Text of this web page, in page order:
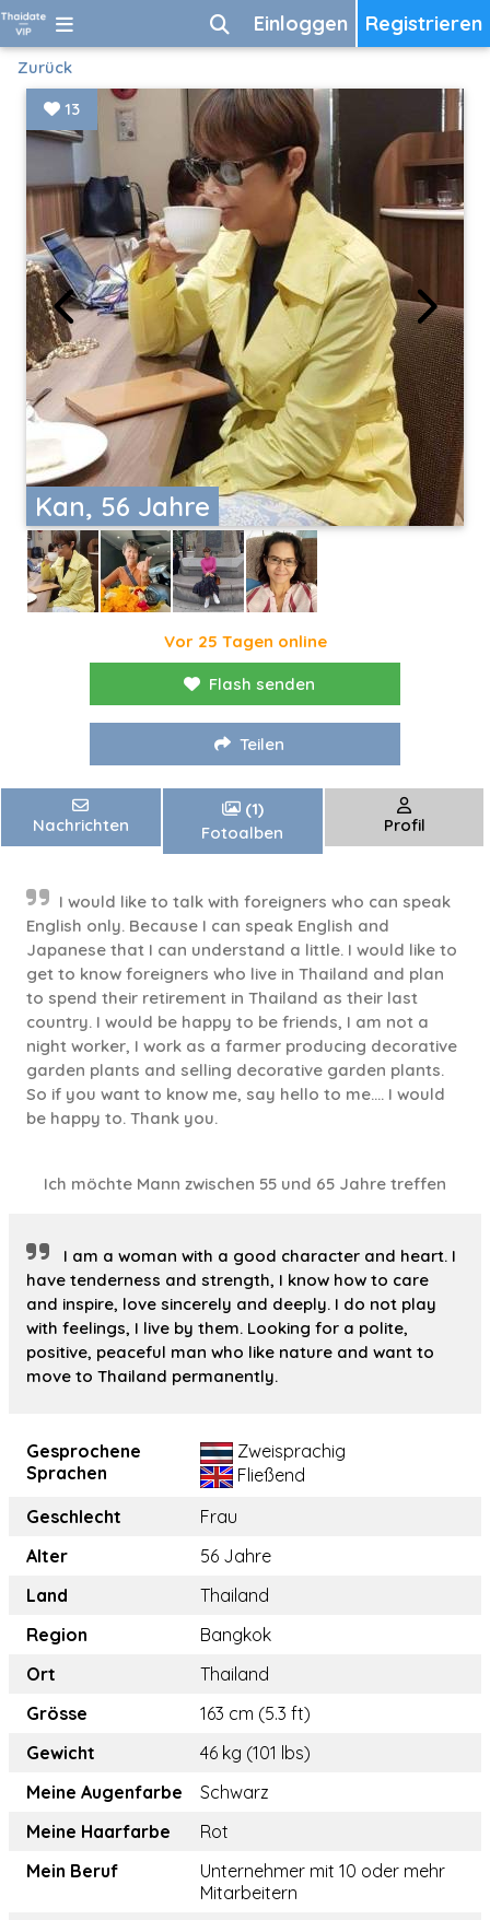
Registrieren
Einloggen
Zurück
Kan, 56 Jahre
13
Vor 25 Tagen online
Flash senden
Teilen
Nachrichten
(1)
Fotoalben
Profil
I would like to talk with foreigners who can speak
English only. Because I can speak English and
Japanese that I can understand a little. I would like to
get to know foreigners who live in Thailand and plan
to spend their retirement in Thailand as their last
country. I would be happy to be friends, I am not a
night worker, I work as a farmer producing decorative
garden plants and selling decorative garden plants.
So if you want to know me, say hello to me.... I would
be happy to. Thank you.
Ich möchte Mann zwischen 55 und 65 Jahre treffen
I am a woman with a good character and heart. I
have tenderness and strength, I know how to care
and inspire, love sincerely and deeply. I do not play
with feelings, I live by them. Looking for a polite,
positive, peaceful man who like nature and want to
move to Thailand permanently.
Gesprochene
Sprachen
Zweisprachig
Fließend
Geschlecht
Frau
Alter
56 Jahre
Land
Thailand
Region
Bangkok
Ort
Thailand
Grösse
163 cm (5.3 ft)
Gewicht
46 kg (101 lbs)
Meine Augenfarbe
Schwarz
Meine Haarfarbe
Rot
Mein Beruf
Unternehmer mit 10 oder mehr
Mitarbeitern